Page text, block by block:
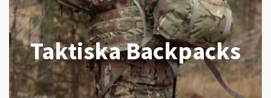
Taktiska Backpacks